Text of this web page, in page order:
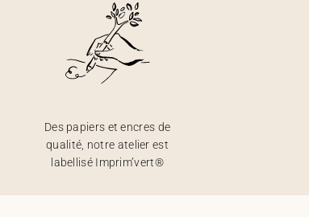
Des papiers et encres de
qualité, notre atelier est
labellisé Imprim’vert®